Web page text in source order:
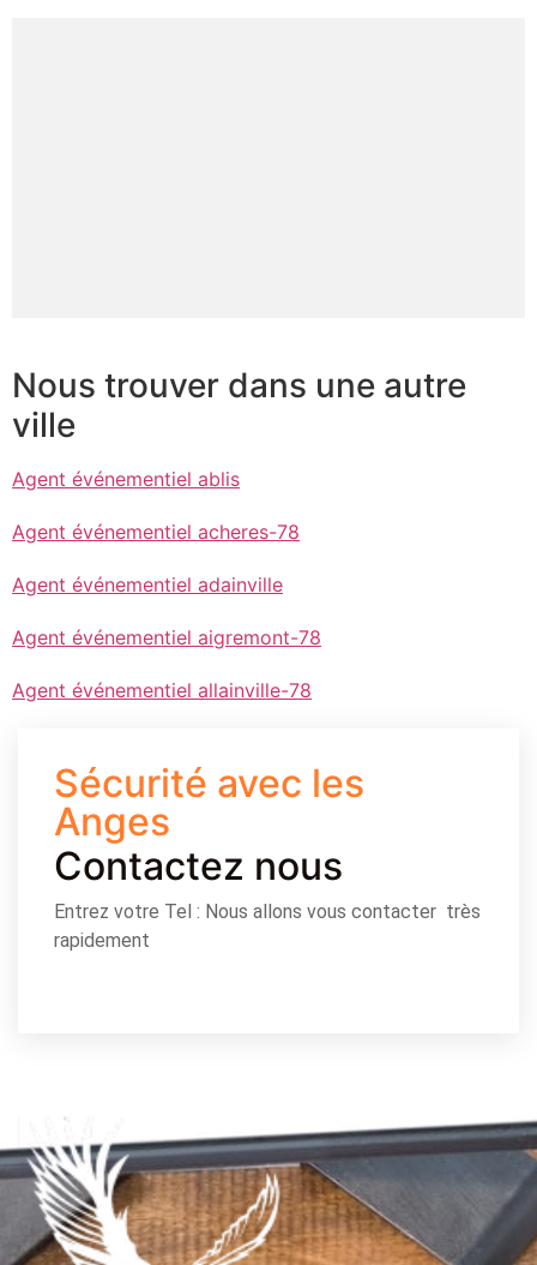
Nous trouver dans une autre
ville
Agent événementiel ablis
Agent événementiel acheres-78
Agent événementiel adainville
Agent événementiel aigremont-78
Agent événementiel allainville-78
Sécurité avec les
Anges
Contactez nous
Entrez votre Tel : Nous allons vous contacter très
rapidement